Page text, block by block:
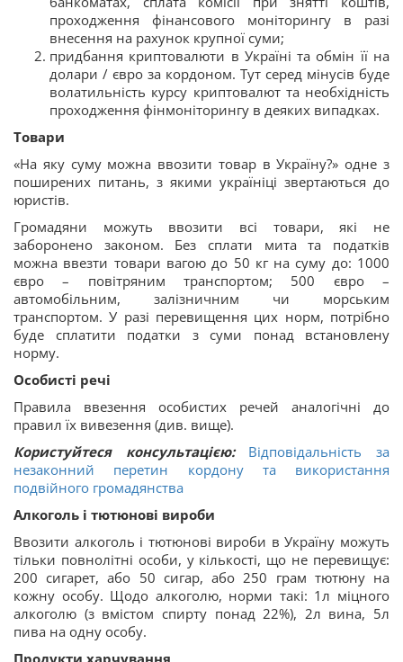
проходження фінансового моніторингу в разі
внесення на рахунок крупної суми;
придбання криптовалюти в Україні та обмін її на
долари / євро за кордоном. Тут серед мінусів буде
волатильність курсу криптовалют та необхідність
проходження фінмоніторингу в деяких випадках.
Товари
«На яку суму можна ввозити товар в Україну?» одне з
поширених питань, з якими україніці звертаються до
юристів.
Громадяни можуть ввозити всі товари, які не
заборонено законом. Без сплати мита та податків
можна ввезти товари вагою до 50 кг на суму до: 1000
євро – повітряним транспортом; 500 євро –
автомобільним, залізничним чи морським
транспортом. У разі перевищення цих норм, потрібно
буде сплатити податки з суми понад встановлену
норму.
Особисті речі
Правила ввезення особистих речей аналогічні до
правил їх вивезення (див. вище).
Користуйтеся консультацією:
Відповідальність за
незаконний перетин кордону та використання
подвійного громадянства
Алкоголь і тютюнові вироби
Ввозити алкоголь і тютюнові вироби в Україну можуть
тільки повнолітні особи, у кількості, що не перевищує:
200 сигарет, або 50 сигар, або 250 грам тютюну на
кожну особу. Щодо алкоголю, норми такі: 1л міцного
алкоголю (з вмістом спирту понад 22%), 2л вина, 5л
пива на одну особу.
Продукти харчування